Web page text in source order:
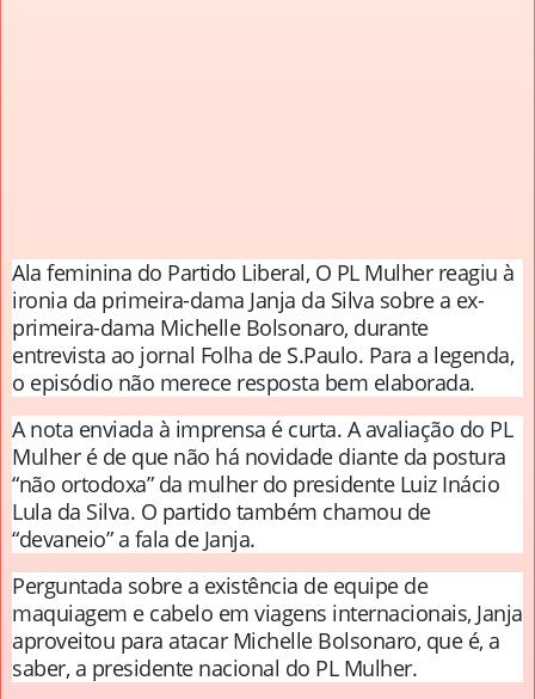
Ala feminina do Partido Liberal, O PL Mulher reagiu à
ironia da primeira-dama Janja da Silva sobre a ex-
primeira-dama Michelle Bolsonaro, durante
entrevista ao jornal Folha de S.Paulo. Para a legenda,
o episódio não merece resposta bem elaborada.
A nota enviada à imprensa é curta. A avaliação do PL
Mulher é de que não há novidade diante da postura
“não ortodoxa” da mulher do presidente Luiz Inácio
Lula da Silva. O partido também chamou de
“devaneio” a fala de Janja.
Perguntada sobre a existência de equipe de
maquiagem e cabelo em viagens internacionais, Janja
aproveitou para atacar Michelle Bolsonaro, que é, a
saber, a presidente nacional do PL Mulher.